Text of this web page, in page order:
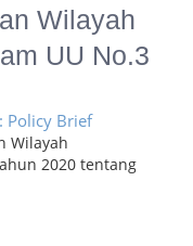
Wilayah
UU No.3
Policy Brief
Wilayah
2020 tentang